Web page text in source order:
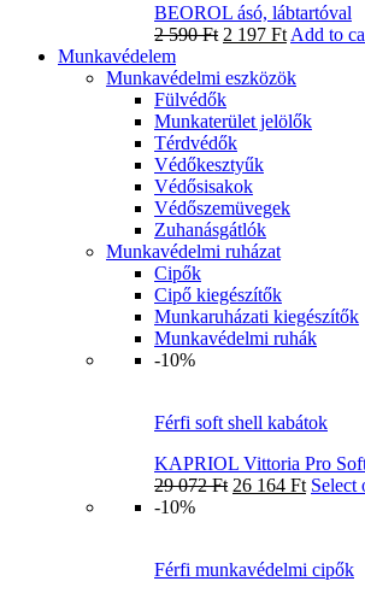
BEOROL ásó, lábtartóval
2 590Ft 2 197 Ft Add to
Munkavédelem
Munkavédelmi eszközök
Fülvédők
Munkaterület jelölők
Térdvédők
Védőkesztyűk
Védősisakok
Védőszemüvegek
Zuhanásgátlók
Munkavédelmi ruházat
Cipők
Cipő kiegészítők
Munkaruházati kiegészítők
Munkavédelmi ruhák
-10%
Férfi soft shell kabátok
KAPRIOL Vittoria Pro
29 072Ft 26 164 Ft Select
-10%
Férfi munkavédelmi cipők